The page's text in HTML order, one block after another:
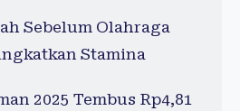
Sebelum Olahraga
Stamina
2025 Tembus Rp4,81